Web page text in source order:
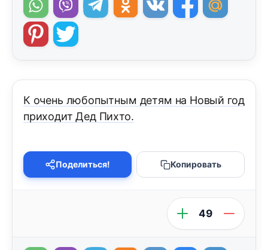
К очень любопытным детям на Новый год
приходит Дед Пихто.
Поделиться! Копировать
49